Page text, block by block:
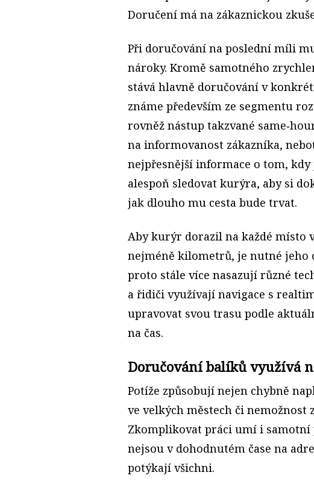
Doručení má na zákaznickou
Při doručování na poslední míli
nároky. Kromě samotného
stává hlavně doručování v
známe především ze segmentu
rovněž nástup takzvané
na informovanost zákazníka,
nejpřesnější informace o tom,
alespoň sledovat kurýra, aby si
jak dlouho mu cesta bude trvat.
Aby kurýr dorazil na každé místo
nejméně kilometrů, je nutné jeho
proto stále více nasazují různé
a řidiči využívají navigace s
upravovat svou trasu podle
na čas.
Doručování balíků využívá
Potíže způsobují nejen chybně
ve velkých městech či nemožnost
Zkomplikovat práci umí i
nejsou v dohodnutém čase na
potýkají všichni.